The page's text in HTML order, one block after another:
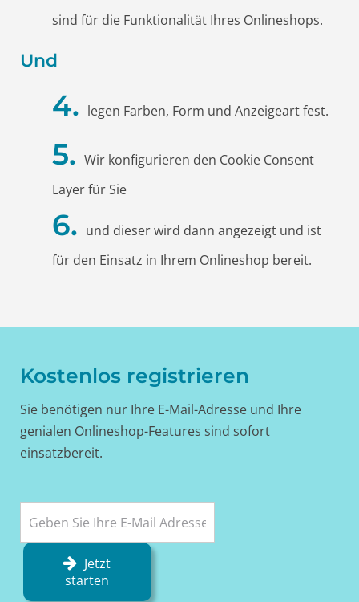
sind für die Funktionalität Ihres Onlineshops.
Und
legen Farben, Form und Anzeigeart fest.
Wir konfigurieren den Cookie Consent
Layer für Sie
und dieser wird dann angezeigt und ist
für den Einsatz in Ihrem Onlineshop bereit.
Kostenlos registrieren
Sie benötigen nur Ihre E-Mail-Adresse und Ihre
genialen Onlineshop-Features sind sofort
einsatzbereit.
Jetzt
starten